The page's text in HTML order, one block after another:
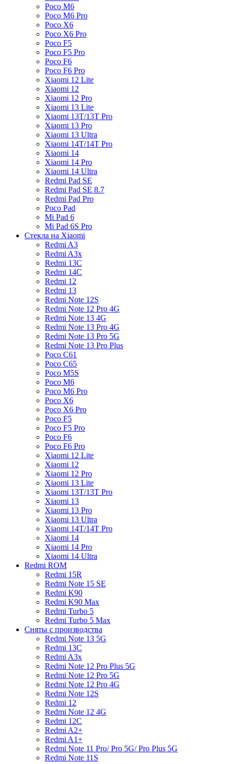
Poco M6
Poco M6 Pro
Poco X6
Poco X6 Pro
Poco F5
Poco F5 Pro
Poco F6
Poco F6 Pro
Xiaomi 12 Lite
Xiaomi 12
Xiaomi 12 Pro
Xiaomi 13 Lite
Xiaomi 13T/13T Pro
Xiaomi 13 Pro
Xiaomi 13 Ultra
Xiaomi 14T/14T Pro
Xiaomi 14
Xiaomi 14 Pro
Xiaomi 14 Ultra
Redmi Pad SE
Redmi Pad SE 8.7
Redmi Pad Pro
Poco Pad
Mi Pad 6
Mi Pad 6S Pro
Стекла на Xiaomi
Redmi A3
Redmi A3x
Redmi 13C
Redmi 14C
Redmi 12
Redmi 13
Redmi Note 12S
Redmi Note 12 Pro 4G
Redmi Note 13 4G
Redmi Note 13 Pro 4G
Redmi Note 13 Pro 5G
Redmi Note 13 Pro Plus
Poco C61
Poco C65
Poco M5S
Poco M6
Poco M6 Pro
Poco X6
Poco X6 Pro
Poco F5
Poco F5 Pro
Poco F6
Poco F6 Pro
Xiaomi 12 Lite
Xiaomi 12
Xiaomi 12 Pro
Xiaomi 13 Lite
Xiaomi 13T/13T Pro
Xiaomi 13
Xiaomi 13 Pro
Xiaomi 13 Ultra
Xiaomi 14T/14T Pro
Xiaomi 14
Xiaomi 14 Pro
Xiaomi 14 Ultra
Redmi ROM
Redmi 15R
Redmi Note 15 SE
Redmi K90
Redmi K90 Max
Redmi Turbo 5
Redmi Turbo 5 Max
Сняты с производства
Redmi Note 13 5G
Redmi 13C
Redmi A3x
Redmi Note 12 Pro Plus 5G
Redmi Note 12 Pro 5G
Redmi Note 12 Pro 4G
Redmi Note 12S
Redmi 12
Redmi Note 12 4G
Redmi 12C
Redmi A2+
Redmi A1+
Redmi Note 11 Pro/ Pro 5G/ Pro Plus 5G
Redmi Note 11S